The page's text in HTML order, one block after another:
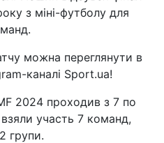
з міні-футболу для
можна переглянути в
каналі Sport.ua!
2024 проходив з 7 по
участь 7 команд,
групи.